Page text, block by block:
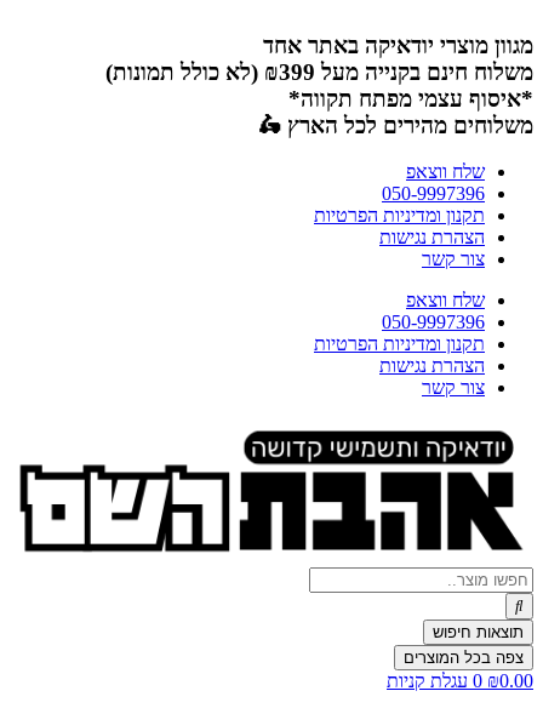
לתוכן
מגוון מוצרי יודאיקה באתר אחד
משלוח חינם בקנייה מעל ₪399 (לא כולל תמונות)
*איסוף עצמי מפתח תקווה*
משלוחים מהירים לכל הארץ 🛵
שלח ווצאפ
050-9997396
תקנון ומדיניות הפרטיות
הצהרת נגישות
צור קשר
שלח ווצאפ
050-9997396
תקנון ומדיניות הפרטיות
הצהרת נגישות
צור קשר
Search
...
תוצאות חיפוש
צפה בכל המוצרים
₪0.00
0 עגלת קניות